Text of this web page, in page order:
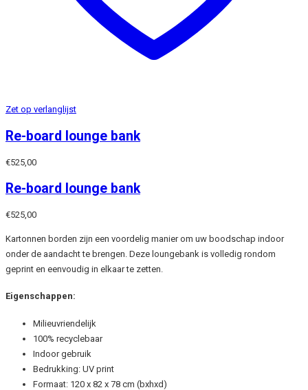
Zet op verlanglijst
Re-board lounge bank
€525,00
Re-board lounge bank
€525,00
Kartonnen borden zijn een voordelig manier om uw boodschap indoor
onder de aandacht te brengen. Deze loungebank is volledig rondom
geprint en eenvoudig in elkaar te zetten.
Eigenschappen:
Milieuvriendelijk
100% recyclebaar
Indoor gebruik
Bedrukking: UV print
Formaat: 120 x 82 x 78 cm (bxhxd)